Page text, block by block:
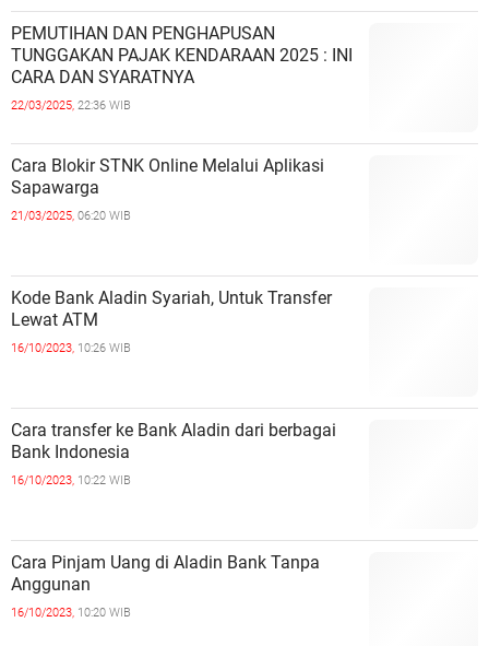
PEMUTIHAN DAN PENGHAPUSAN
TUNGGAKAN PAJAK KENDARAAN 2025 : INI
CARA DAN SYARATNYA
22/03/2025, 22:36 WIB
Cara Blokir STNK Online Melalui Aplikasi
Sapawarga
21/03/2025, 06:20 WIB
Kode Bank Aladin Syariah, Untuk Transfer
Lewat ATM
16/10/2023, 10:26 WIB
Cara transfer ke Bank Aladin dari berbagai
Bank Indonesia
16/10/2023, 10:22 WIB
Cara Pinjam Uang di Aladin Bank Tanpa
Anggunan
16/10/2023, 10:20 WIB